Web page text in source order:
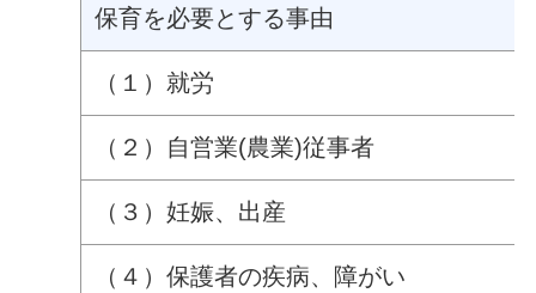
保育を必要とする事由
（１）就労
（２）自営業(農業)従事者
（３）妊娠、出産
（４）保護者の疾病、障がい